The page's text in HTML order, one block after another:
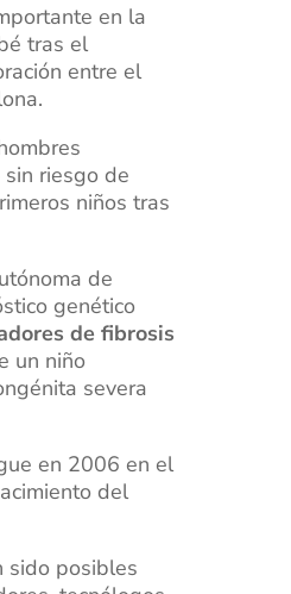
en la
tras el
entre el
riesgo de
niños tras
de
genético
de fibrosis
un niño
severa
en 2006 en el
del
sido posibles